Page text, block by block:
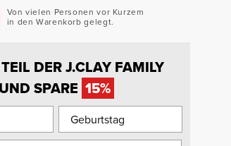
Von vielen Personen vor Kurzem
in den Warenkorb gelegt.
DER J.CLAY FAMILY
UND SPARE 15%